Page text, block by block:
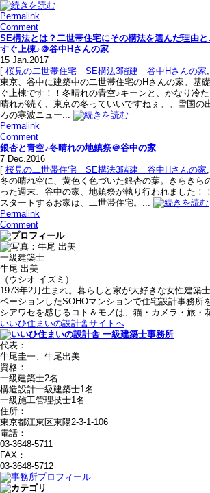
Permalink
Comment
SE構法とは？二世帯住宅にその構法を選んだ理由と
すぐ上棟♪＠谷中Hさんの家
15 Jan.2017
[ 桜見の二世帯住宅＿SE構法3階建＿谷中Hさんの家,
東京、谷中に建築中の二世帯住宅のHさんの家。基
ぐ上棟です！！冬晴れの青空♪キーンと、かなり冷
晴れが続く、東京の冬っていいですねぇ。。雪国の
ろの寒波ニュー...
Permalink
Comment
銀杏と青空♪冬晴れの地鎮祭＠谷中の家
7 Dec.2016
[ 桜見の二世帯住宅＿SE構法3階建＿谷中Hさんの家,
冬の晴れ空に、黄色く色づいた銀杏の葉。きらきら
った週末、谷中の家、地鎮祭が執り行われました！
スタートするお家は、二世帯住宅。...
Permalink
Comment
一級建築士
牛尾 出美
（ウシオ イズミ）
1973年2月生まれ。暮らしと家が大好きな女性建築
ベーションしたSOHOマンションで住宅設計事務所
シアワセを感じるコト＆モノは、猫・カメラ・旅・
いいひ住まいの設計舎サイトへ
代表：
牛尾圭一、牛尾出美
資格：
一級建築士2名
構造設計一級建築士1名
一級施工管理技士1名
住所：
東京都江東区東陽2-3-1-106
電話：
03-3648-5711
FAX：
03-3648-5712